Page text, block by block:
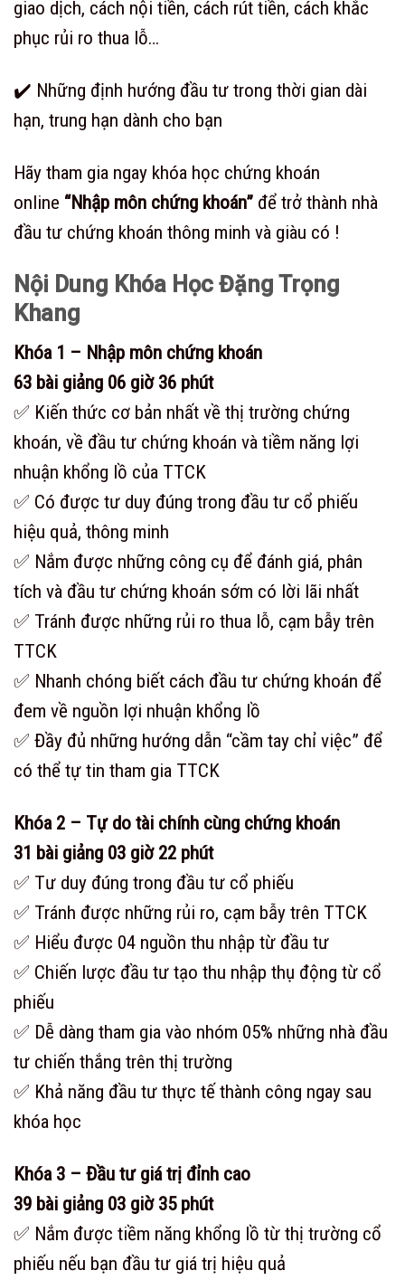
giao dịch, cách nội tiền, cách rút tiền, cách khắc
phục rủi ro thua lỗ…
✔️ Những định hướng đầu tư trong thời gian dài
hạn, trung hạn dành cho bạn
Hãy tham gia ngay khóa học chứng khoán
online “Nhập môn chứng khoán” để trở thành nhà
đầu tư chứng khoán thông minh và giàu có !
Nội Dung Khóa Học Đặng Trọng
Khang
Khóa 1 – Nhập môn chứng khoán
63 bài giảng 06 giờ 36 phút
✅ Kiến thức cơ bản nhất về thị trường chứng
khoán, về đầu tư chứng khoán và tiềm năng lợi
nhuận khổng lồ của TTCK
✅ Có được tư duy đúng trong đầu tư cổ phiếu
hiệu quả, thông minh
✅ Nắm được những công cụ để đánh giá, phân
tích và đầu tư chứng khoán sớm có lời lãi nhất
✅ Tránh được những rủi ro thua lỗ, cạm bẫy trên
TTCK
✅ Nhanh chóng biết cách đầu tư chứng khoán để
đem về nguồn lợi nhuận khổng lồ
✅ Đầy đủ những hướng dẫn “cầm tay chỉ việc” để
có thể tự tin tham gia TTCK
Khóa 2 – Tự do tài chính cùng chứng khoán
31 bài giảng 03 giờ 22 phút
✅ Tư duy đúng trong đầu tư cổ phiếu
✅ Tránh được những rủi ro, cạm bẫy trên TTCK
✅ Hiểu được 04 nguồn thu nhập từ đầu tư
✅ Chiến lược đầu tư tạo thu nhập thụ động từ cổ
phiếu
✅ Dễ dàng tham gia vào nhóm 05% những nhà đầu
tư chiến thắng trên thị trường
✅ Khả năng đầu tư thực tế thành công ngay sau
khóa học
Khóa 3 – Đầu tư giá trị đỉnh cao
39 bài giảng 03 giờ 35 phút
✅ Nắm được tiềm năng khổng lồ từ thị trường cổ
phiếu nếu bạn đầu tư giá trị hiệu quả